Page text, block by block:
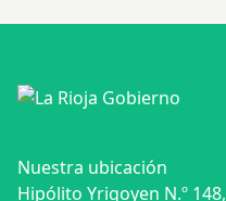
Nuestra ubicación
Hipólito Yrigoyen N.º